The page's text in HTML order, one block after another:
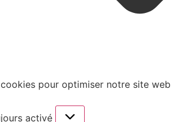
pour optimiser notre site web
activé